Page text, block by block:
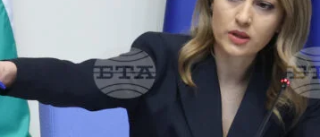
Председателят на
парламентарна Среща на
рада на Украйна и събира